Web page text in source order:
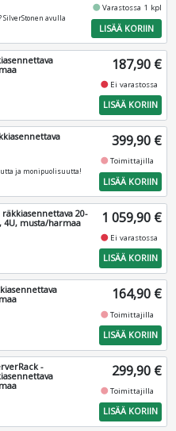
avulla
fiber_manual_recordVarastossa 1 kpl
LISÄÄ KORIIN
187,90 €
fiber_manual_record Ei varastossa
LISÄÄ KORIIN
ja monipuolisuutta!
399,90 €
fiber_manual_recordToimittajilla
LISÄÄ KORIIN
räkkiasennettava 20-
musta/harmaa
1 059,90 €
fiber_manual_record Ei varastossa
LISÄÄ KORIIN
164,90 €
fiber_manual_recordToimittajilla
LISÄÄ KORIIN
-
299,90 €
fiber_manual_recordToimittajilla
LISÄÄ KORIIN